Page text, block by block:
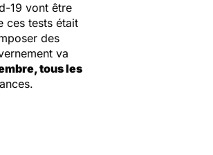
19 vont être
ces tests était
des
va
tous les